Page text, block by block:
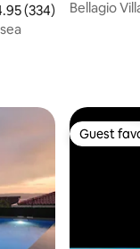
out of 5 average
(334)
Bellagio
Guest
Guest